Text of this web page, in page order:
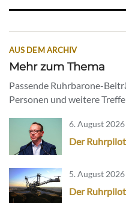
AUS DEM ARCHIV
Mehr zum Thema
Passende Ruhrbarone-
Personen und weitere
6. August
Der Ruhrpilot
5. August
Der Ruhrpilot